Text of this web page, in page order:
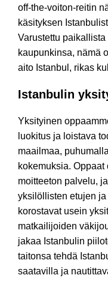
off-the-voiton-reitin
käsityksen
Varustettu
kaupunkinsa, nämä
aito Istanbul, rikas
Istanbulin
Yksityinen
luokitus ja loistava
maailmaa,
kokemuksia.
moitteeton palvelu,
yksilöllisten etujen
korostavat usein
matkailijoiden
jakaa Istanbulin
taitonsa tehdä
saatavilla ja